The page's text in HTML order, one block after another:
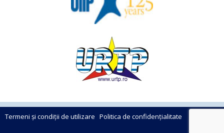
Termeni și condiții de utilizare Politica de confidențialitate